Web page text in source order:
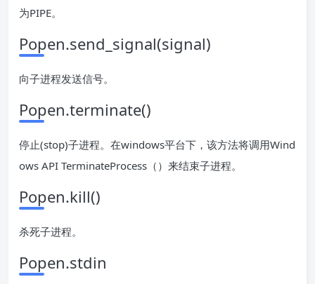
为PIPE。
Popen.send_signal(signal)
向子进程发送信号。
Popen.terminate()
停止(stop)子进程。在windows平台下，该方法将调用Wind
ows API TerminateProcess（）来结束子进程。
Popen.kill()
杀死子进程。
Popen.stdin